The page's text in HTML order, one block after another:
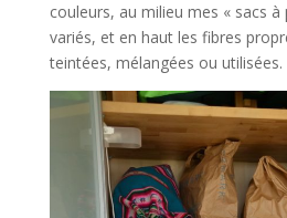
couleurs, au milieu mes « sacs
variés, et en haut les fibres
teintées, mélangées ou utilisées.